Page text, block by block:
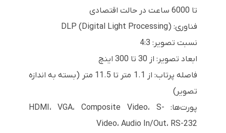
تا 6000 ساعت در حالت اقتصادی
فناوری: DLP (Digital Light Processing)
نسبت تصویر: 4:3
ابعاد تصویر: از 30 تا 300 اینچ
فاصله پرتاب: از 1.1 متر تا 11.5 متر (بسته به اندازه
تصویر)
پورت‌ها: HDMI، VGA، Composite Video، S-
Video، Audio In/Out، RS-232